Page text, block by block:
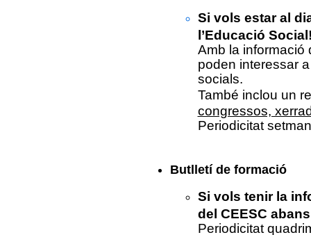
Si vols estar al
l’Educació
Amb la informació
poden interessar
socials.
També inclou un
congressos,
Periodicitat
Butlletí de formació
Si vols tenir la
del CEESC
Periodicitat